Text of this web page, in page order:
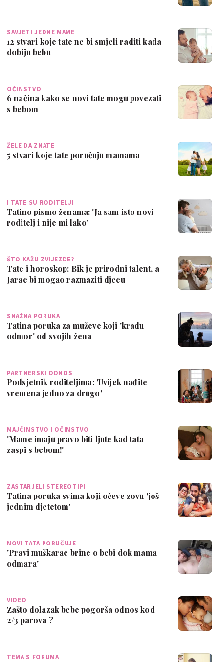
SAVJETI JEDNE MAME
12 stvari koje tate ne bi smjeli raditi kada
dobiju bebu
OČINSTVO
6 načina kako se novi tate mogu povezati
s bebom
ŽELE DA ZNATE
5 stvari koje tate poručuju mamama
I TATE SU RODITELJI
Tatino pismo ženama: 'Ja sam isto novi
roditelj i nije mi lako'
ŠTO KAŽU ZVIJEZDE?
Tate i horoskop: Bik je prirodni talent, a
Jarac bi mogao razmaziti djecu
SNAŽNA PORUKA
Tatina poruka za muževe koji 'kradu
odmor' od svojih žena
PARTNERSKI ODNOS
Podsjetnik roditeljima: 'Uvijek nađite
vremena jedno za drugo'
MAJČINSTVO I OČINSTVO
'Mame imaju pravo biti ljute kad tata
zaspi s bebom!'
ZASTARJELI STEREOTIPI
Tatina poruka svima koji očeve zovu 'još
jednim djetetom'
NOVI TATA PORUČUJE
'Pravi muškarac brine o bebi dok mama
odmara'
VIDEO
Zašto dolazak bebe pogorša odnos kod
2/3 parova ?
TEMA S FORUMA